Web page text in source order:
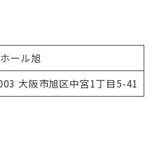
ール旭
大阪市旭区中宮1丁目5-41